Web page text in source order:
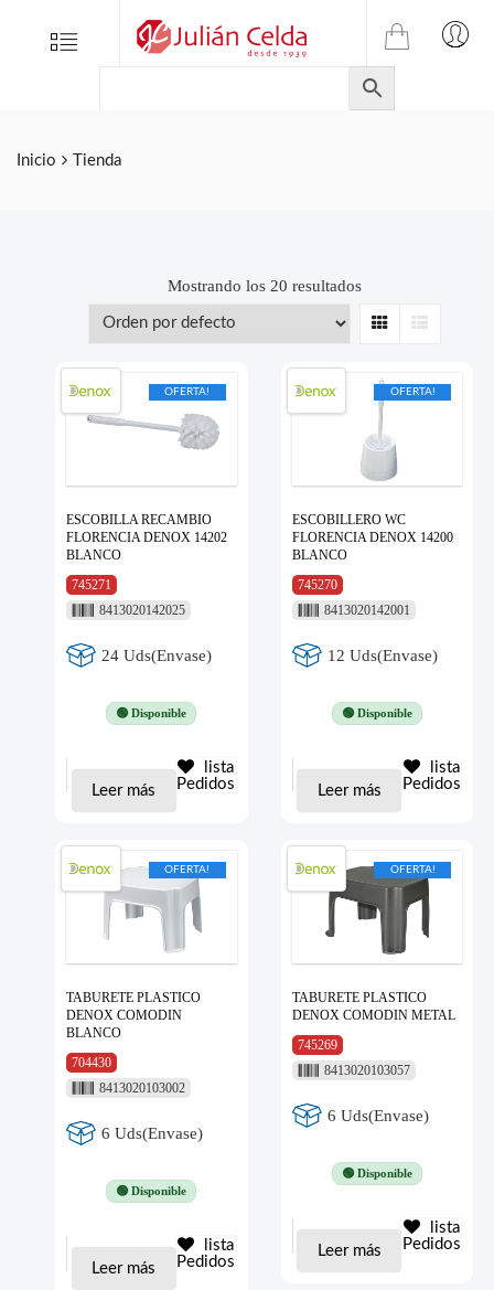
Menu
TIENDA
ONLINE
DE
JULIAN
Inicio Tienda
Mostrando los 20 resultados
Grid List
OFERTA!
ESCOBILLA RECAMBIO
FLORENCIA DENOX 14202
BLANCO
745271
8413020142025
24 Uds(Envase)
🟢 Disponible
Leer más
lista
Pedidos
OFERTA!
ESCOBILLERO WC
FLORENCIA DENOX 14200
BLANCO
745270
8413020142001
12 Uds(Envase)
🟢 Disponible
Leer más
lista
Pedidos
OFERTA!
TABURETE PLASTICO
DENOX COMODIN
BLANCO
704430
8413020103002
6 Uds(Envase)
🟢 Disponible
Leer más
lista
Pedidos
OFERTA!
TABURETE PLASTICO
DENOX COMODIN METAL
745269
8413020103057
6 Uds(Envase)
🟢 Disponible
Leer más
lista
Pedidos
Folletos